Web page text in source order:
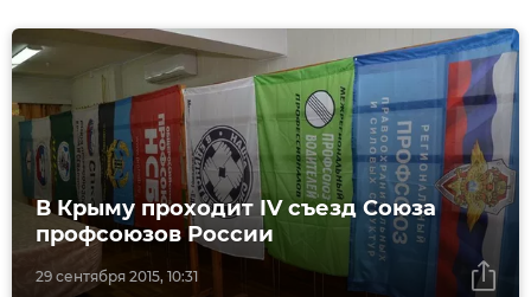
29 сентября 2015, 10:31
В Крыму проходит IV съезд Союза
профсоюзов России